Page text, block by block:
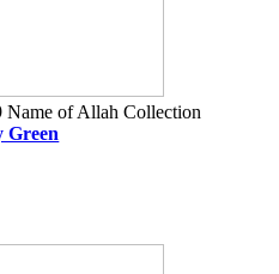
of Allah Collection
Green